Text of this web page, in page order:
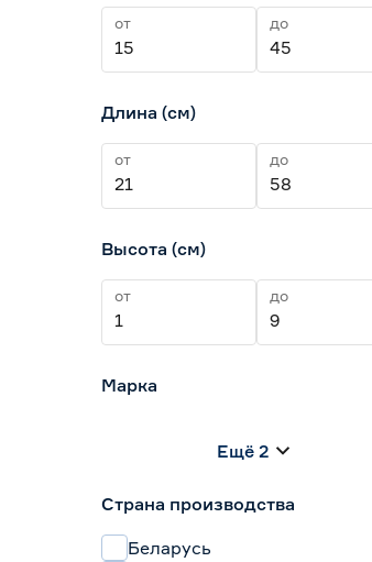
от до
Длина (см)
от до
Высота (см)
от до
Марка
GRATAR
Ещё 2
Страна производства
Беларусь